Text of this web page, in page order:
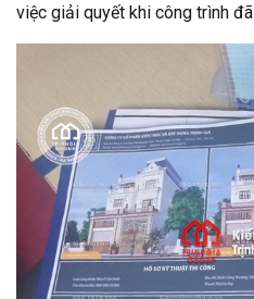
việc giải quyết khi công trình